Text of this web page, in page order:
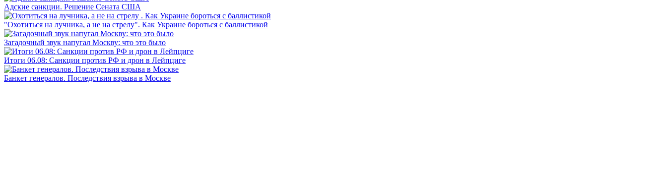
Адские санкции. Решение Сената США
"Охотиться на лучника, а не на стрелу". Как Украине бороться с баллистикой
Загадочный звук напугал Москву: что это было
Итоги 06.08: Санкции против РФ и дрон в Лейпциге
Банкет генералов. Последствия взрыва в Москве